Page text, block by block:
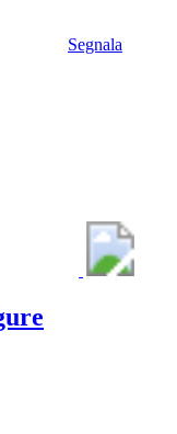
Segnala